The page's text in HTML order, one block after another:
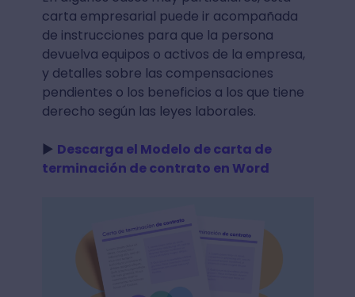
carta empresarial puede ir acompañada
de instrucciones para que la persona
devuelva equipos o activos de la empresa,
y detalles sobre las compensaciones
pendientes o los beneficios a los que tiene
derecho según las leyes laborales.
► Descarga el Modelo de carta de
terminación de contrato en Word